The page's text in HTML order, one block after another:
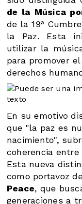
de la Música
de la 19ª
la Paz. Esta
utilizar la
para promover
derechos
En su emotivo
que "la paz es
nacimiento",
coherencia
Esta nueva
como portavoz
Peace, que
generaciones a